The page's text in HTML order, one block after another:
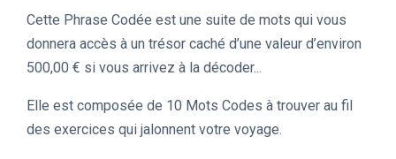
Cette Phrase Codée est une suite de mots qui vous
donnera accès à un trésor caché d’une valeur d’environ
500,00 € si vous arrivez à la décoder...
Elle est composée de 10 Mots Codes à trouver au fil
des exercices qui jalonnent votre voyage.